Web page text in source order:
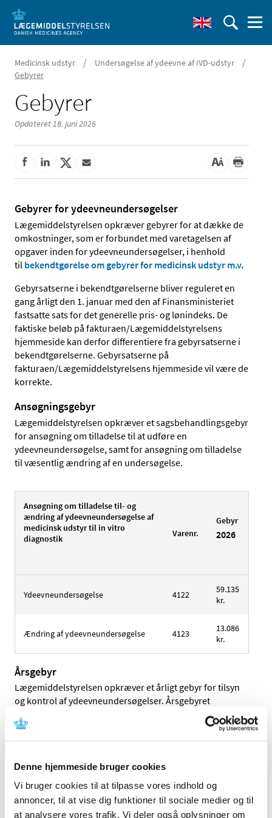
Denne hjemmeside bruger cookies
Vi bruger cookies til at tilpasse vores indhold og
annoncer, til at vise dig funktioner til sociale medier og til
at analysere vores trafik. Vi deler også oplysninger om
Medicinsk udstyr / Undersøgelse af ydeevne af IVD-udstyr /
Gebyrer
Gebyrer
Opdateret 18. juni 2026
Gebyrer for ydeevneundersøgelser
Lægemiddelstyrelsen opkræver gebyrer for at dække de
omkostninger, som er forbundet med varetagelsen af
opgaver inden for ydeevneundersøgelser, i henhold
til bekendtgørelse om gebyrer for medicinsk udstyr m.v.
Gebyrsatserne i bekendtgørelserne bliver reguleret en
gang årligt den 1. januar med den af Finansministeriet
fastsatte sats for det generelle pris- og lønindeks. De
faktiske beløb på fakturaen/Lægemiddelstyrelsens
hjemmeside kan derfor differentiere fra gebyrsatserne i
bekendtgørelserne. Gebyrsatserne på
fakturaen/Lægemiddelstyrelsens hjemmeside vil være de
korrekte.
Ansøgningsgebyr
Lægemiddelstyrelsen opkræver et sagsbehandlingsgebyr
for ansøgning om tilladelse til at udføre en
ydeevneundersøgelse, samt for ansøgning om tilladelse
til væsentlig ændring af en undersøgelse.
Ansøgning om tilladelse til- og
ændring af ydeevneundersøgelse af
medicinsk udstyr til in vitro
diagnostik
Varenr.
Gebyr
2026
Ydeevneundersøgelse 4122
59.135
kr.
Ændring af ydeevneundersøgelse 4123
13.086
kr.
Årsgebyr
Lægemiddelstyrelsen opkræver et årligt gebyr for tilsyn
og kontrol af ydeevneundersøgelser. Årsgebyret
opkræves for alle igangværende undersøgelser, der har
fået en tilladelse efter 1. januar 2021, indtil
undersøgelsen afsluttes ved de danske
medicinsk udstyr til in vitro-diagnostik (IVDR), meddeles
Lægemiddelstyrelsen indenfor 15 kalenderdage. En